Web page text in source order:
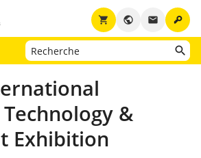
key
email
public
shopping_cart
&
Exhibition